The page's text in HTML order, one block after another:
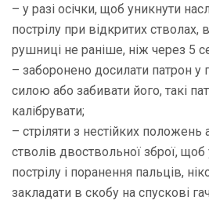
– у разі осічки, щоб уникнути
пострілу при відкритих стволах,
рушниці не раніше, ніж через 5
– заборонено досилати патрон у
силою або забивати його, такі
калібрувати;
– стріляти з нестійких
стволів двоствольної зброї,
пострілу і поранення пальців,
закладати в скобу на спускові